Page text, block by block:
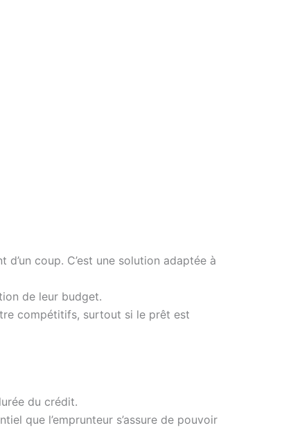
coup. C’est une solution adaptée à
de leur budget.
compétitifs, surtout si le prêt est
du crédit.
que l’emprunteur s’assure de pouvoir